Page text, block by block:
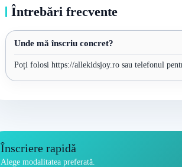
Întrebări frecvente
Unde mă înscriu concret?
Poți folosi https://allekidsjoy.ro sau telefonul
Înscriere rapidă
Alege modalitatea preferată.